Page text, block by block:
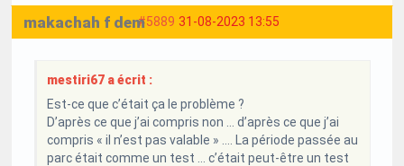
#5889 31-08-2023 13:55
makachah f dem
mestiri67 a écrit :
Est-ce que c’était ça le problème ?
D’après ce que j’ai compris non … d’après ce que j’ai
compris « il n’est pas valable » …. La période passée au
parc était comme un test … c’était peut-être un test